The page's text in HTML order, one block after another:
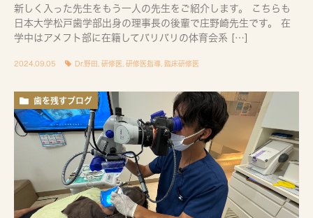
新しく入った先生をもう一人の先生をご紹介します。 こちらも
日本大学松戸歯学部出身の理事長の後輩で庄野崎先生です。 在
学中はアメフト部に在籍してバリバリの体育会系 […]
2024.09.05 Dr.野田 研修医 研修医指導 臨床研修医
歯を残すブログ